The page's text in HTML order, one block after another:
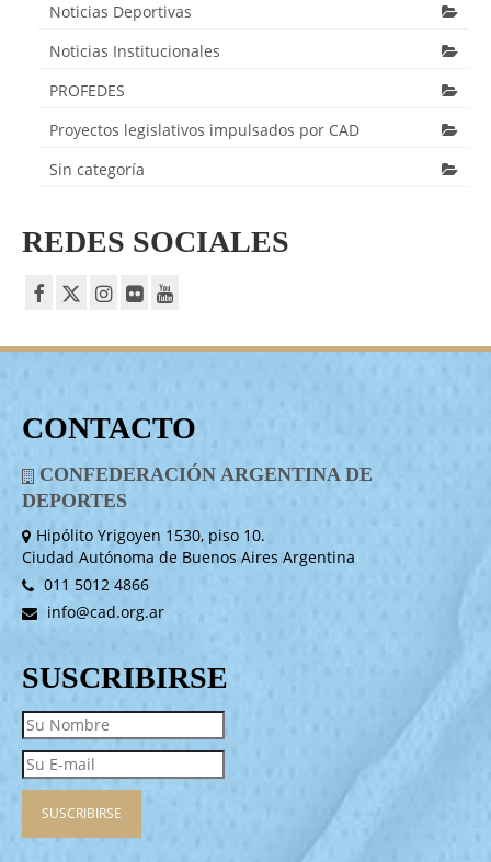
Noticias Deportivas
Noticias Institucionales
PROFEDES
Proyectos legislativos impulsados por CAD
Sin categoría
REDES SOCIALES
CONTACTO
CONFEDERACIÓN ARGENTINA DE
DEPORTES
Hipólito Yrigoyen 1530, piso 10.
Ciudad Autónoma de Buenos Aires Argentina
011 5012 4866
info@cad.org.ar
SUSCRIBIRSE